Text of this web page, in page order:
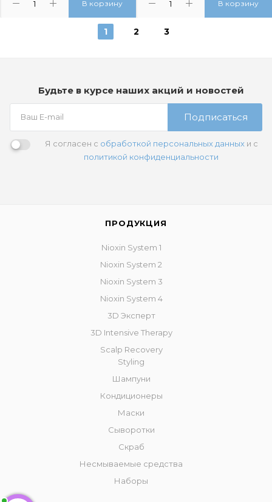
В корзину В корзину
1 2 3
Будьте в курсе наших акций и новостей
Подписаться
Я согласен с обработкой персональных данных и с
политикой конфиденциальности
ПРОДУКЦИЯ
Nioxin System 1
Nioxin System 2
Nioxin System 3
Nioxin System 4
3D Эксперт
3D Intensive Therapy
Scalp Recovery
Styling
Шампуни
Кондиционеры
Маски
Сыворотки
Скраб
Несмываемые средства
Наборы